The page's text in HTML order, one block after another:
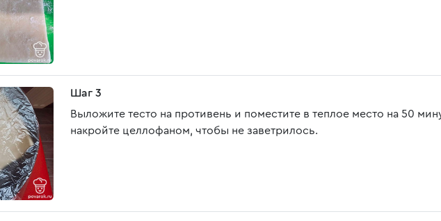
Шаг 3
Выложите тесто на противень и поместите в теплое место на 50
накройте целлофаном, чтобы не заветрилось.